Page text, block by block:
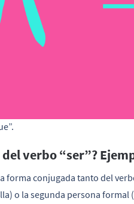
del verbo “ser”?
forma conjugada tanto del
o la segunda persona